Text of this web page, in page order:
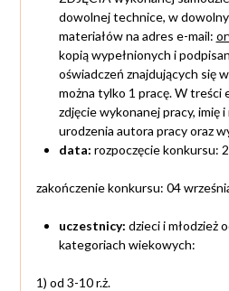
dowolnej technice, w
materiałów na adres e-mail:
kopią wypełnionych i
oświadczeń znajdujących się
można tylko 1 pracę. W treści
zdjęcie wykonanej pracy, imię
urodzenia autora pracy oraz
data: rozpoczęcie konkursu:
zakończenie konkursu: 04
uczestnicy: dzieci i młodzież
kategoriach wiekowych:
1) od 3-10 r.ż.